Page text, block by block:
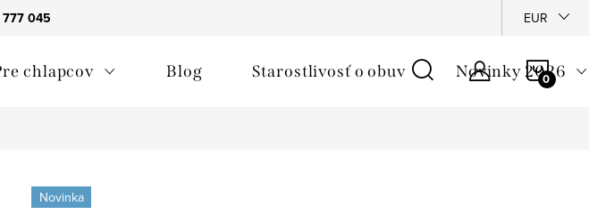
777 045
Ako nakupovať Ochrana osobných
EUR
chlapcov Blog Starostlivosť o obuv Novinky 2026
Novinka